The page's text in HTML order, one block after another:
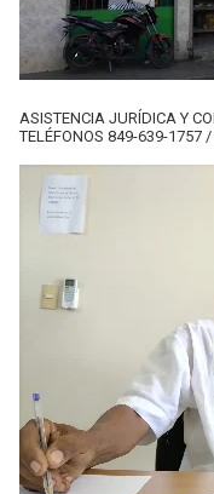
ASISTENCIA JURÍDICA Y
TELÉFONOS 849-639-1757